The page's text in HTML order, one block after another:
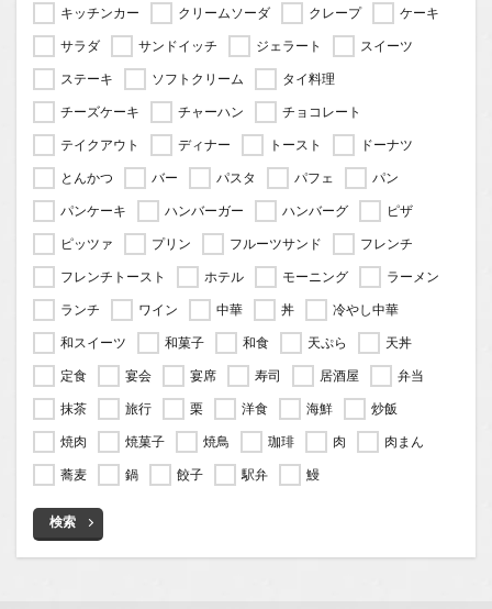
キッチンカー クリームソーダ クレープ
ケーキ
サラダ
サンドイッチ ジェラート
スイーツ
ステーキ
ソフトクリーム
タイ料理
チーズケーキ
チャーハン
チョコレート
テイクアウト
ディナー トースト
ドーナツ
とんかつ
バー パスタ パフェ
パン
パンケーキ
ハンバーガー ハンバーグ
ピザ
ピッツァ
プリン フルーツサンド
フレンチ
フレンチトースト
ホテル モーニング
ラーメン
ランチ
ワイン 中華 丼
冷やし中華
和スイーツ
和菓子 和食 天ぷら
天丼
定食
宴会 宴席 寿司 居酒屋
弁当
抹茶
旅行 栗 洋食 海鮮
炒飯
焼肉
焼菓子 焼鳥 珈琲 肉
肉まん
蕎麦
鍋 餃子 駅弁 鰻
検索